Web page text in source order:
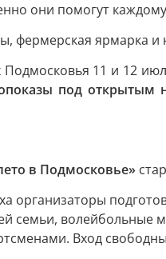
они помогут
фермерская ярмарка
Подмосковья 11 и 12
под открытым
в Подмосковье»
организаторы
семьи,
Вход